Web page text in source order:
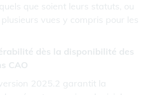
que soient leurs statuts, ou
vues y compris pour les
dès la disponibilité des
CAO
2025.2 garantit la